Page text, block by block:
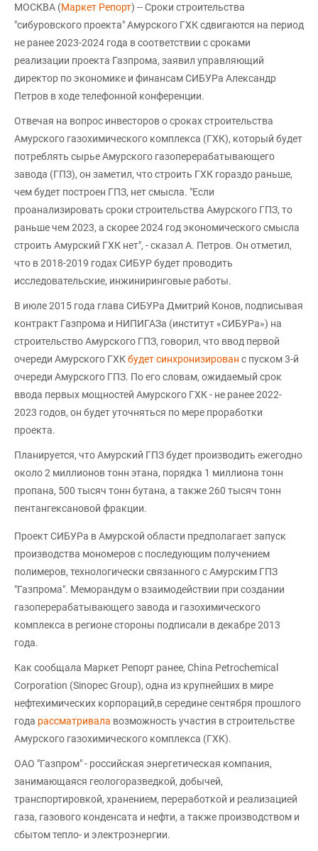
МОСКВА (Маркет Репорт) -- Сроки строительства
"сибуровского проекта" Амурского ГХК сдвигаются на период
не ранее 2023-2024 года в соответствии с сроками
реализации проекта Газпрома, заявил управляющий
директор по экономике и финансам СИБУРа Александр
Петров в ходе телефонной конференции.
Отвечая на вопрос инвесторов о сроках строительства
Амурского газохимического комплекса (ГХК), который будет
потреблять сырье Амурского газоперерабатывающего
завода (ГПЗ), он заметил, что строить ГХК гораздо раньше,
чем будет построен ГПЗ, нет смысла. "Если
проанализировать сроки строительства Амурского ГПЗ, то
раньше чем 2023, а скорее 2024 год экономического смысла
строить Амурский ГХК нет", - сказал А. Петров. Он отметил,
что в 2018-2019 годах СИБУР будет проводить
исследовательские, инжиниринговые работы.
В июле 2015 года глава СИБУРа Дмитрий Конов, подписывая
контракт Газпрома и НИПИГАЗа (институт «СИБУРа») на
строительство Амурского ГПЗ, говорил, что ввод первой
очереди Амурского ГХКбудет синхронизирован с пуском 3-й
очереди Амурского ГПЗ. По его словам, ожидаемый срок
ввода первых мощностей Амурского ГХК - не ранее 2022-
2023 годов, он будет уточняться по мере проработки
проекта.
Планируется, что Амурский ГПЗ будет производить ежегодно
около 2 миллионов тонн этана, порядка 1 миллиона тонн
пропана, 500 тысяч тонн бутана, а также 260 тысяч тонн
пентангексановой фракции.
Проект СИБУРа в Амурской области предполагает запуск
производства мономеров с последующим получением
полимеров, технологически связанного с Амурским ГПЗ
"Газпрома". Меморандум о взаимодействии при создании
газоперерабатывающего завода и газохимического
комплекса в регионе стороны подписали в декабре 2013
года.
Как сообщала Маркет Репорт ранее, China Petrochemical
Corporation (Sinopec Group), одна из крупнейших в мире
нефтехимических корпораций,в середине сентября прошлого
года рассматривала возможность участия в строительстве
Амурского газохимического комплекса (ГХК).
ОАО "Газпром" - российская энергетическая компания,
занимающаяся геологоразведкой, добычей,
транспортировкой, хранением, переработкой и реализацией
газа, газового конденсата и нефти, а также производством и
сбытом тепло- и электроэнергии.